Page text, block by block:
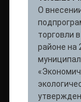
О
торговли
районе на